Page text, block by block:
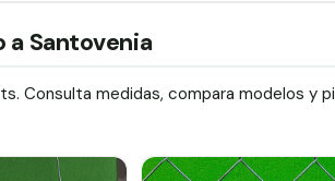
a Santovenia
Consulta medidas, compara modelos y